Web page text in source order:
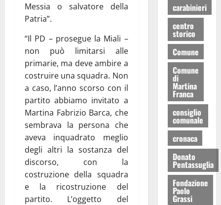
Messia o salvatore della
Patria”.
“Il PD – prosegue la Miali –
non può limitarsi alle
primarie, ma deve ambire a
costruire una squadra. Non
a caso, l’anno scorso con il
partito abbiamo invitato a
Martina Fabrizio Barca, che
sembrava la persona che
aveva inquadrato meglio
degli altri la sostanza del
discorso, con la
costruzione della squadra
e la ricostruzione del
partito. L’oggetto del
carabinieri
centro
storico
Comune
Comune
di
Martina
Franca
consiglio
comunale
cronaca
Donato
Pentassuglia
Fondazione
Paolo
Grassi